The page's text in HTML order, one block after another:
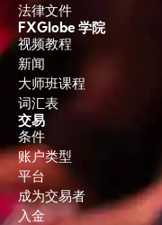
法律文件
FXGlobe 学院
视频教程
新闻
大师班课程
词汇表
交易
条件
账户类型
平台
成为交易者
入金